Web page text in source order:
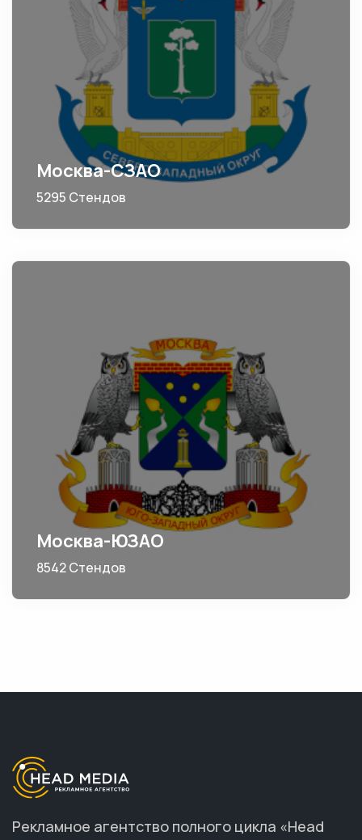
Москва-СЗАО
5295 Стендов
Москва-ЮЗАО
8542 Стендов
Рекламное агентство полного цикла «Head